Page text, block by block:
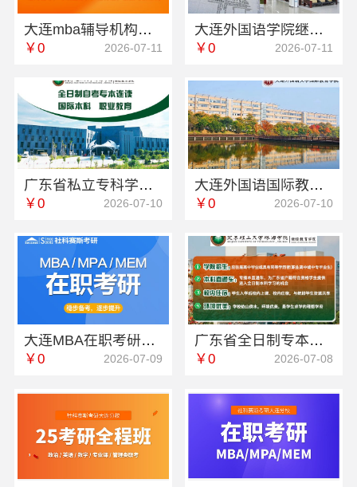
大连mba辅导机构培训排名 社科赛斯为备考量身定制考研
￥0 2026-07-11
大连外国语学院继续教育学院欢迎咨询学校环境怎么样
￥0 2026-07-11
广东省私立专科学校学费-北京理工大学珠海学院继续教育学院
￥0 2026-07-10
大连外国语国际教育学院航空职教学校地址欢迎咨询
￥0 2026-07-10
大连MBA在职考研学费多少钱-社科赛斯
￥0 2026-07-09
广东省全日制专本连读报名-北京理工大学珠海学院继教院
￥0 2026-07-08